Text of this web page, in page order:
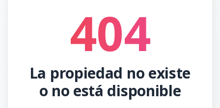
404
La propiedad no existe
o no está disponible